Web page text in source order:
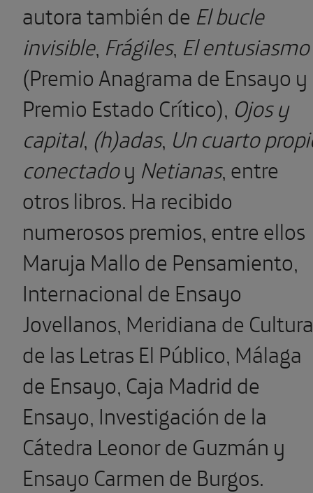
autora también de El bucle
invisible, Frágiles, El entusiasmo
(Premio Anagrama de Ensayo y
Premio Estado Crítico), Ojos y
capital, (h)adas, Un cuarto
conectadoy Netianas, entre
otros libros. Ha recibido
numerosos premios, entre ellos
Maruja Mallo de Pensamiento,
Internacional de Ensayo
Jovellanos, Meridiana de
de las Letras El Público, Málaga
de Ensayo, Caja Madrid de
Ensayo, Investigación de la
Cátedra Leonor de Guzmán y
Ensayo Carmen de Burgos.